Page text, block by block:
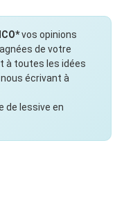
vos opinions
de votre
à toutes les idées
écrivant à
de lessive en